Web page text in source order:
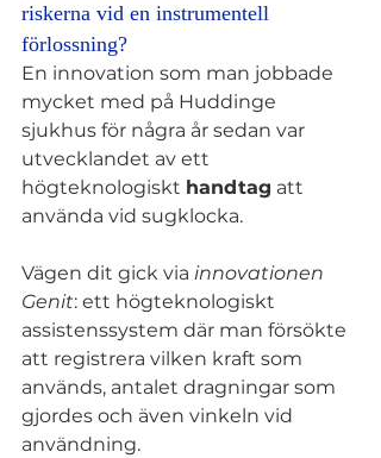
riskerna vid en instrumentell
förlossning?
En innovation som man jobbade
mycket med på Huddinge
sjukhus för några år sedan var
utvecklandet av ett
högteknologiskt handtag att
använda vid sugklocka.
Vägen dit gick via innovationen
Genit: ett högteknologiskt
assistenssystem där man försökte
att registrera vilken kraft som
används, antalet dragningar som
gjordes och även vinkeln vid
användning.